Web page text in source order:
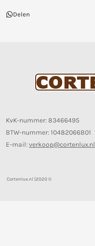
Delen
KvK-nummer: 83466495
BTW-nummer: 10482066B01
E-mail:verkoop@cortenlux.nl
Cortenlux.nl |2020©